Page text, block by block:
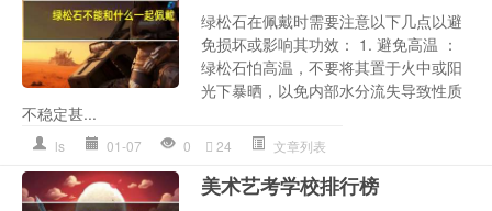
绿松石在佩戴时需要注意以下几点以避
免损坏或影响其功效： 1. 避免高温 ：
绿松石怕高温，不要将其置于火中或阳
光下暴晒，以免内部水分流失导致性质
不稳定甚...
ls 01-07 0 24 文章列表
美术艺考学校排行榜